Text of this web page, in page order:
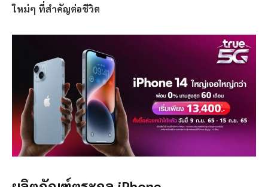
ใหม่ๆ ที่สำคัญต่อชีวิต